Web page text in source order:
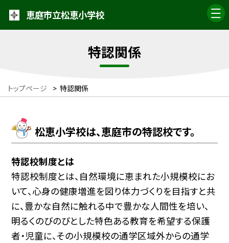
恵庭市立松恵小学校
特認関係
トップページ > 特認関係
松恵小学校は、恵庭市の特認校です。
特認校制度とは
特認校制度とは、自然環境に恵まれた小規模校にお
いて、心身の健康増進を図り体力づくりを目指すと共
に、豊かな自然に触れる中で豊かな人間性を培い、
明るくのびのびとした特色ある教育を希望する保護
者・児童に、その小規模校の通学区域外からの通学